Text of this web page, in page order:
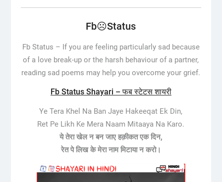
Fb☹️Status
Fb Status – If you are feeling particularly sad because
of a love break-up or the harsh behaviour of a partner,
reading sad poems may help you overcome your grief.
Fb Status Shayari – फब स्टेटस शायरी
Ye Tera Khel Na Ban Jaye Hakeeqat Ek Din,
Ret Pe Likh Ke Mera Naam Mitaaya Na Karo.
ये तेरा खेल न बन जाए हक़ीकत एक दिन,
रेत पे लिख के मेरा नाम मिटाया न करो।